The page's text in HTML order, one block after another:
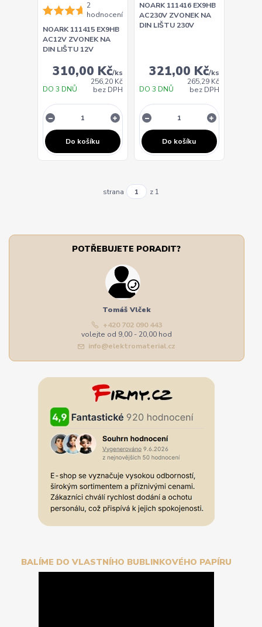
2
hodnocení
NOARK 111415 EX9HB
AC12V ZVONEK NA
DIN LIŠTU 12V
310,00 Kč/ks
256,20 Kč
bez DPH
DO 3 DNŮ
Do košíku
NOARK 111416 EX9HB
AC230V ZVONEK NA
DIN LIŠTU 230V
321,00 Kč/ks
265,29 Kč
bez DPH
DO 3 DNŮ
Do košíku
strana z 1
POTŘEBUJETE PORADIT?
Tomáš Vlček
+420 702 090 443
volejte od 9,00 - 20,00 hod
info@elektromaterial.cz
BALÍME DO VLASTNÍHO BUBLINKOVÉHO PAPÍRU